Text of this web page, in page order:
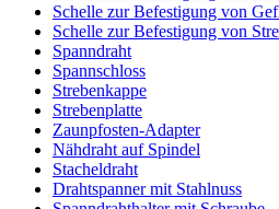
Schelle zur Befestigung von
Schelle zur Befestigung von
Spanndraht
Spannschloss
Strebenkappe
Strebenplatte
Zaunpfosten-Adapter
Nähdraht auf Spindel
Stacheldraht
Drahtspanner mit Stahlnuss